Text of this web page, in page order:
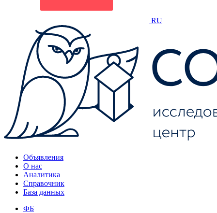
RU
Объявления
О нас
Аналитика
Справочник
База данных
ФБ